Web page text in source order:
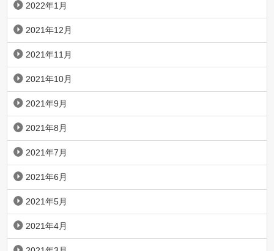
2022年1月
2021年12月
2021年11月
2021年10月
2021年9月
2021年8月
2021年7月
2021年6月
2021年5月
2021年4月